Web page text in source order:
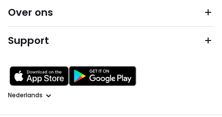
Over ons
Support
Taal